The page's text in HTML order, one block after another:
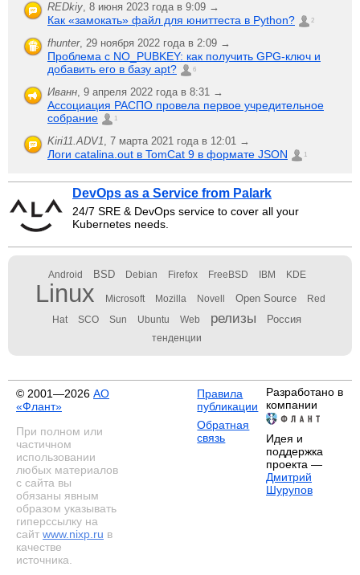
REDkiy, 8 июня 2023 года в 9:09 →
Как «замокать» файл для юниттеста в Python? 2
fhunter, 29 ноября 2022 года в 2:09 →
Проблема с NO_PUBKEY: как получить GPG-ключ и
добавить его в базу apt?
6
Иванн, 9 апреля 2022 года в 8:31 →
Ассоциация РАСПО провела первое учредительное
собрание
1
Kiri11.ADV1, 7 марта 2021 года в 12:01 →
Логи catalina.out в TomCat 9 в формате JSON 1
DevOps as a Service from Palark
24/7 SRE & DevOps service to cover all your
Kubernetes needs.
Android BSD Debian Firefox FreeBSD IBM KDE
Linux Microsoft Mozilla Novell Open Source Red
Hat SCO Sun Ubuntu Web релизы Россия
тенденции
© 2001—2026 АО
«Флант»
При полном или
частичном
использовании
любых материалов
с сайта вы
обязаны явным
образом указывать
гиперссылку на
сайт www.nixp.ru в
качестве
источника.
Правила
публикации
Обратная
связь
Разработано в
компании
Идея и
поддержка
проекта —
Дмитрий
Шурупов